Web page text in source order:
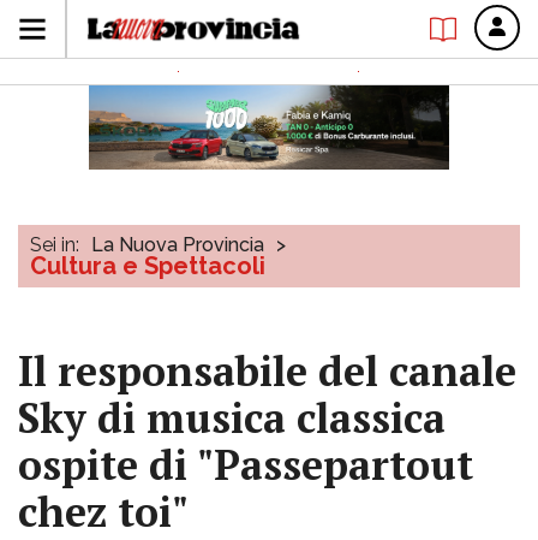
Sei in: La Nuova Provincia >
Cultura e Spettacoli
Il responsabile del canale
Sky di musica classica
ospite di "Passepartout
chez toi"